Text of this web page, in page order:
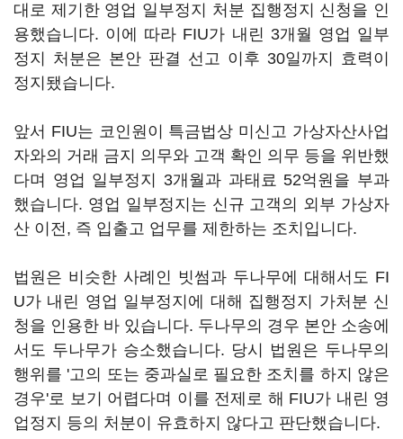
대로 제기한 영업 일부정지 처분 집행정지 신청을 인
용했습니다. 이에 따라 FIU가 내린 3개월 영업 일부
정지 처분은 본안 판결 선고 이후 30일까지 효력이
정지됐습니다.
앞서 FIU는 코인원이 특금법상 미신고 가상자산사업
자와의 거래 금지 의무와 고객 확인 의무 등을 위반했
다며 영업 일부정지 3개월과 과태료 52억원을 부과
했습니다. 영업 일부정지는 신규 고객의 외부 가상자
산 이전, 즉 입출고 업무를 제한하는 조치입니다.
법원은 비슷한 사례인 빗썸과 두나무에 대해서도 FI
U가 내린 영업 일부정지에 대해 집행정지 가처분 신
청을 인용한 바 있습니다. 두나무의 경우 본안 소송에
서도 두나무가 승소했습니다. 당시 법원은 두나무의
행위를 '고의 또는 중과실로 필요한 조치를 하지 않은
경우'로 보기 어렵다며 이를 전제로 해 FIU가 내린 영
업정지 등의 처분이 유효하지 않다고 판단했습니다.